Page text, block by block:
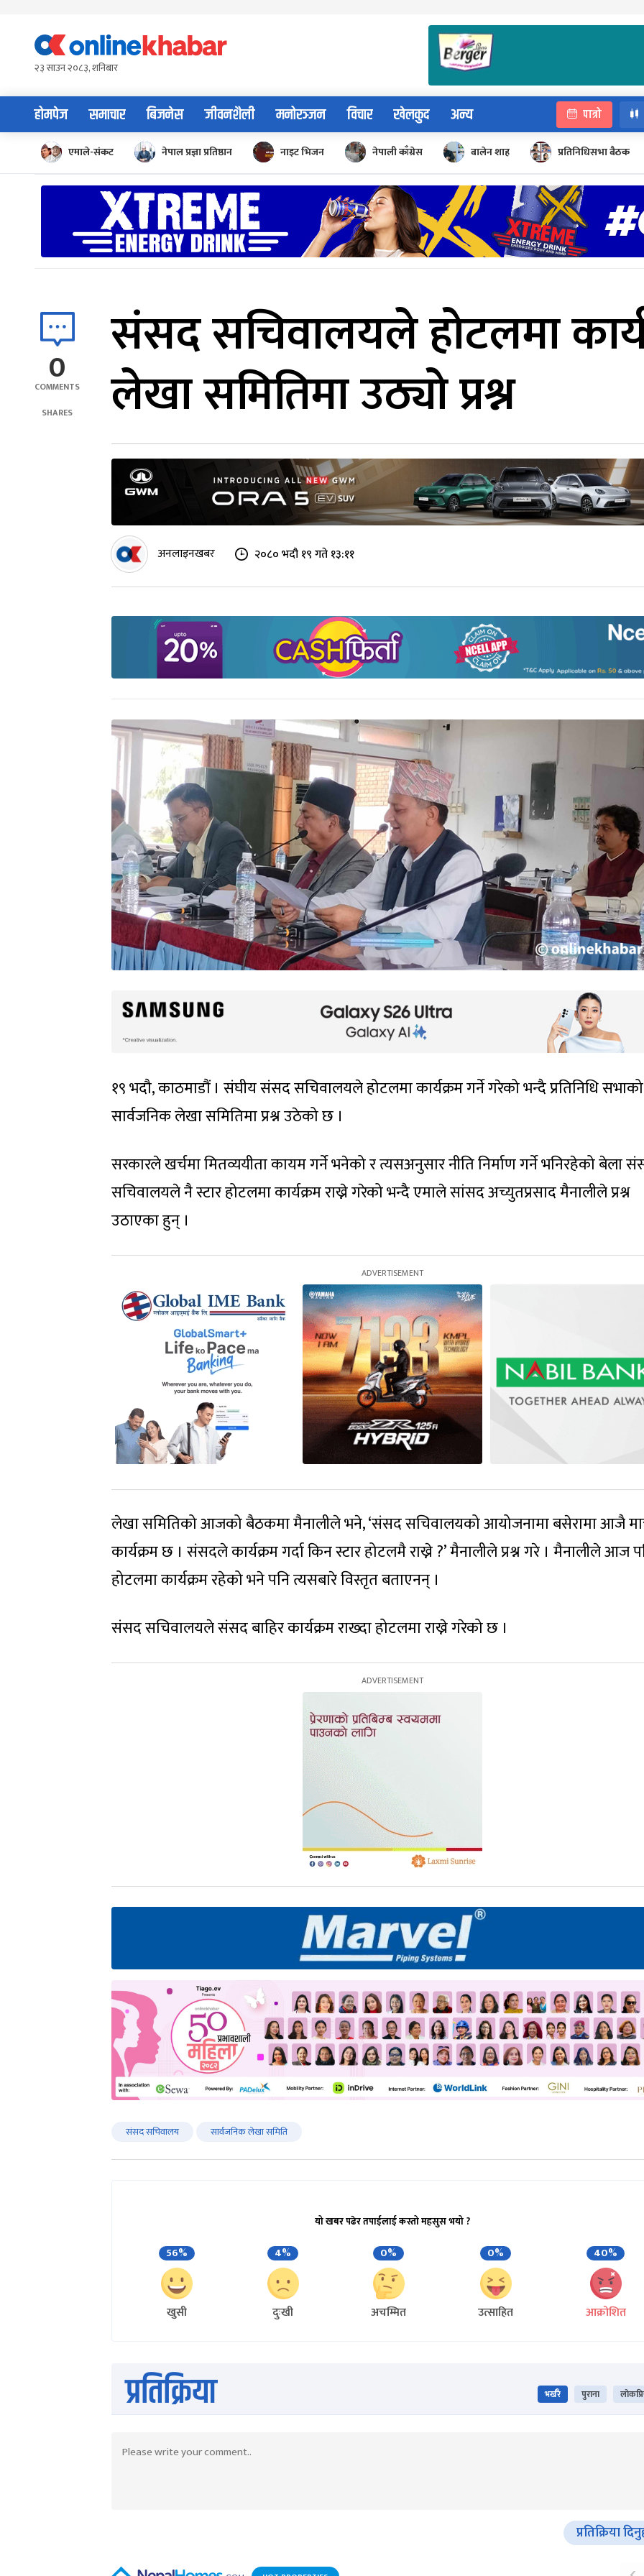
content२३ साउन २०८३, शनिबार
होमपेज समाचार बिजनेस जीवनशैली मनोरञ्जन विचार खेलकुद अन्य पात्रो
एमाले-संकट नेपाल प्रज्ञा प्रतिष्ठान नाइट भिजन नेपाली काँग्रेस बालेन शाह प्रतिनिधिसभा बैठक
0
COMMENTS
SHARES
संसद सचिवालयले होटलमा
लेखा समितिमा उठ्यो प्रश्न
अनलाइनखबर २०८० भदौ १९ गते १३:११
१९ भदौ, काठमाडौं । संघीय संसद सचिवालयले होटलमा कार्यक्रम गर्ने गरेको भन्दै प्रतिनिधि सभाको
सार्वजनिक लेखा समितिमा प्रश्न उठेको छ ।
सरकारले खर्चमा मितव्ययीता कायम गर्ने भनेको र त्यसअनुसार नीति निर्माण गर्ने भनिरहेको बेला
सचिवालयले नै स्टार होटलमा कार्यक्रम राख्ने गरेको भन्दै एमाले सांसद अच्युतप्रसाद मैनालीले प्रश्न
उठाएका हुन् ।
लेखा समितिको आजको बैठकमा मैनालीले भने, ‘संसद सचिवालयको आयोजनामा बसेरामा आजै
कार्यक्रम छ । संसदले कार्यक्रम गर्दा किन स्टार होटलमै राख्ने ?’ मैनालीले प्रश्न गरे । मैनालीले आज
होटलमा कार्यक्रम रहेको भने पनि त्यसबारे विस्तृत बताएनन् ।
संसद सचिवालयले संसद बाहिर कार्यक्रम राख्दा होटलमा राख्ने गरेको छ ।
संसद सचिवालय सार्वजनिक लेखा समिति
यो खबर पढेर तपाईलाई कस्तो महसुस भयो ?
56%
खुसी
4%
दुःखी
0%
अचम्मित
0%
उत्साहित
40%
आक्रोशित
प्रतिक्रिया भर्खरै पुराना
प्रतिक्रिया